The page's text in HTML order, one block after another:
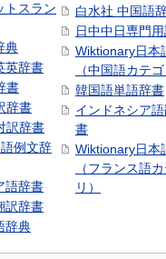
トスラン
典
英辞書
書
辞書
訳辞書
例文辞
語辞書
訳辞書
辞典
白水社 中国語
日中中日専門
Wiktionary日本
（中国語カテ
韓国語単語辞書
インドネシア
書
Wiktionary日本
（フランス語
リ）